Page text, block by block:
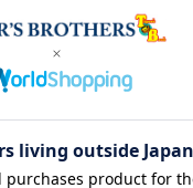
Crockett&Jones（クロケッ
n"/ Dark Brown（ダークブラ
1879年に英国で誕生した老
靴職人によって生み出され